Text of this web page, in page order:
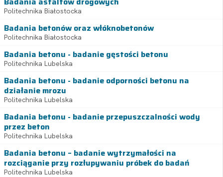
Politechnika Białostocka
Badania betonów oraz włóknobetonów
Politechnika Białostocka
Badania betonu - badanie gęstości betonu
Politechnika Lubelska
Badania betonu - badanie odporności betonu na
działanie mrozu
Politechnika Lubelska
Badania betonu - badanie przepuszczalności wody
przez beton
Politechnika Lubelska
Badania betonu – badanie wytrzymałości na
rozciąganie przy rozłupywaniu próbek do badań
Politechnika Lubelska